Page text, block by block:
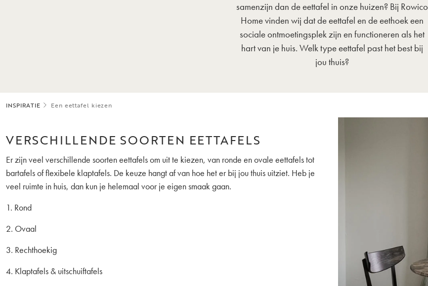
samenzijn dan de eettafel in onze huizen? Bij Rowico
Home vinden wij dat de eettafel en de eethoek een
sociale ontmoetingsplek zijn en functioneren als het
hart van je huis. Welk type eettafel past het best bij
jou thuis?
INSPIRATIE Een eettafel kiezen
VERSCHILLENDE SOORTEN EETTAFELS
Er zijn veel verschillende soorten eettafels om uit te kiezen, van ronde en ovale eettafels tot
bartafels of flexibele klaptafels. De keuze hangt af van hoe het er bij jou thuis uitziet. Heb je
veel ruimte in huis, dan kun je helemaal voor je eigen smaak gaan.
1. Rond
2. Ovaal
3. Rechthoekig
4. Klaptafels & uitschuiftafels